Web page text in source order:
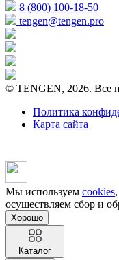
8 (800) 100-18-50
tengen@tengen.pro
© TENGEN, 2026. Все
Политика
Карта сайта
Мы используем cookies
осуществляем сбор и
Хорошо
Каталог